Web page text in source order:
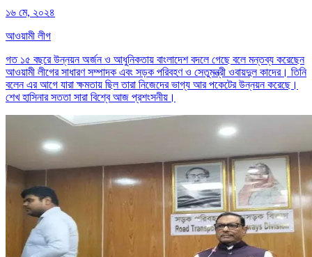
১৬ মে, ২০২৪
আওয়ামী লীগ
গত ১৫ বছরে উন্নয়ন অর্জন ও আধুনিকতায় বাংলাদেশ বদলে গেছে বলে মন্তব্য করেছেন
আওয়ামী লীগের সাধারণ সম্পাদক এবং সড়ক পরিবহণ ও সেতুমন্ত্রী ওবায়দুল কাদের। তিনি
বলেন এর আগে যারা ক্ষমতায় ছিল তারা নিজেদের ভাগ্য আর পকেটের উন্নয়ন করেছে।
শেখ হাসিনার সততা সারা বিশ্বে আজ প্রশংসনীয়।